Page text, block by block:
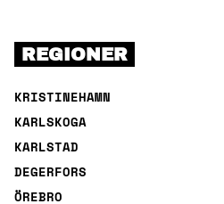
REGIONER
KRISTINEHAMN
KARLSKOGA
KARLSTAD
DEGERFORS
ÖREBRO